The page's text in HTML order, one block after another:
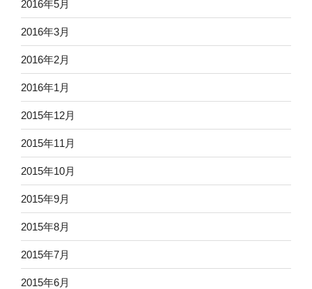
2016年5月
2016年3月
2016年2月
2016年1月
2015年12月
2015年11月
2015年10月
2015年9月
2015年8月
2015年7月
2015年6月